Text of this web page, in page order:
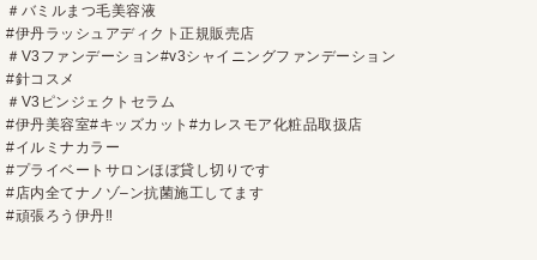
＃バミルまつ毛美容液
#伊丹ラッシュアディクト正規販売店
＃ V3 ファンデーション#v3シャイニングファンデーション
#針コスメ
＃ V3 ピンジェクトセラム
#伊丹美容室#キッズカット #カレスモア化粧品取扱店
#イルミナカラー
#プライベートサロンほぼ貸し切りです
#店内全てナノゾ–ン抗菌施工してます
#頑張ろう伊丹‼︎